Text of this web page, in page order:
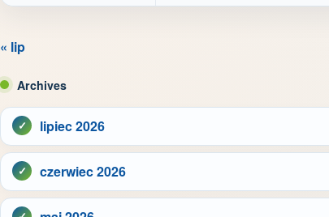
« lip
Archives
lipiec 2026
czerwiec 2026